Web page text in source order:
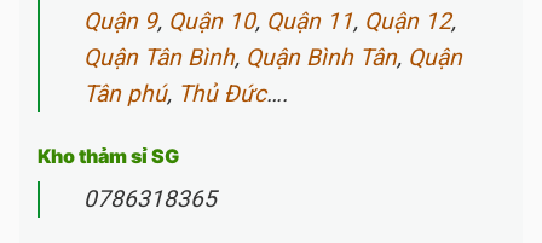
Quận 9, Quận 10, Quận 11, Quận 12,
Quận Tân Bình, Quận Bình Tân, Quận
Tân phú, Thủ Đức….
Kho thảm sỉ SG
0786318365